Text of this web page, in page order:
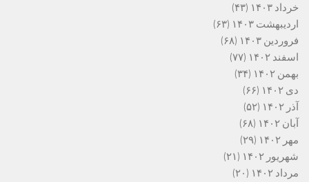
خرداد ۱۴۰۳
(۴۳)
اردیبهشت ۱۴۰۳
(۶۳)
فروردین ۱۴۰۳
(۶۸)
اسفند ۱۴۰۲
(۷۷)
بهمن ۱۴۰۲
(۳۴)
دی ۱۴۰۲
(۶۶)
آذر ۱۴۰۲
(۵۲)
آبان ۱۴۰۲
(۶۸)
مهر ۱۴۰۲
(۲۹)
شهریور ۱۴۰۲
(۲۱)
مرداد ۱۴۰۲
(۲۰)